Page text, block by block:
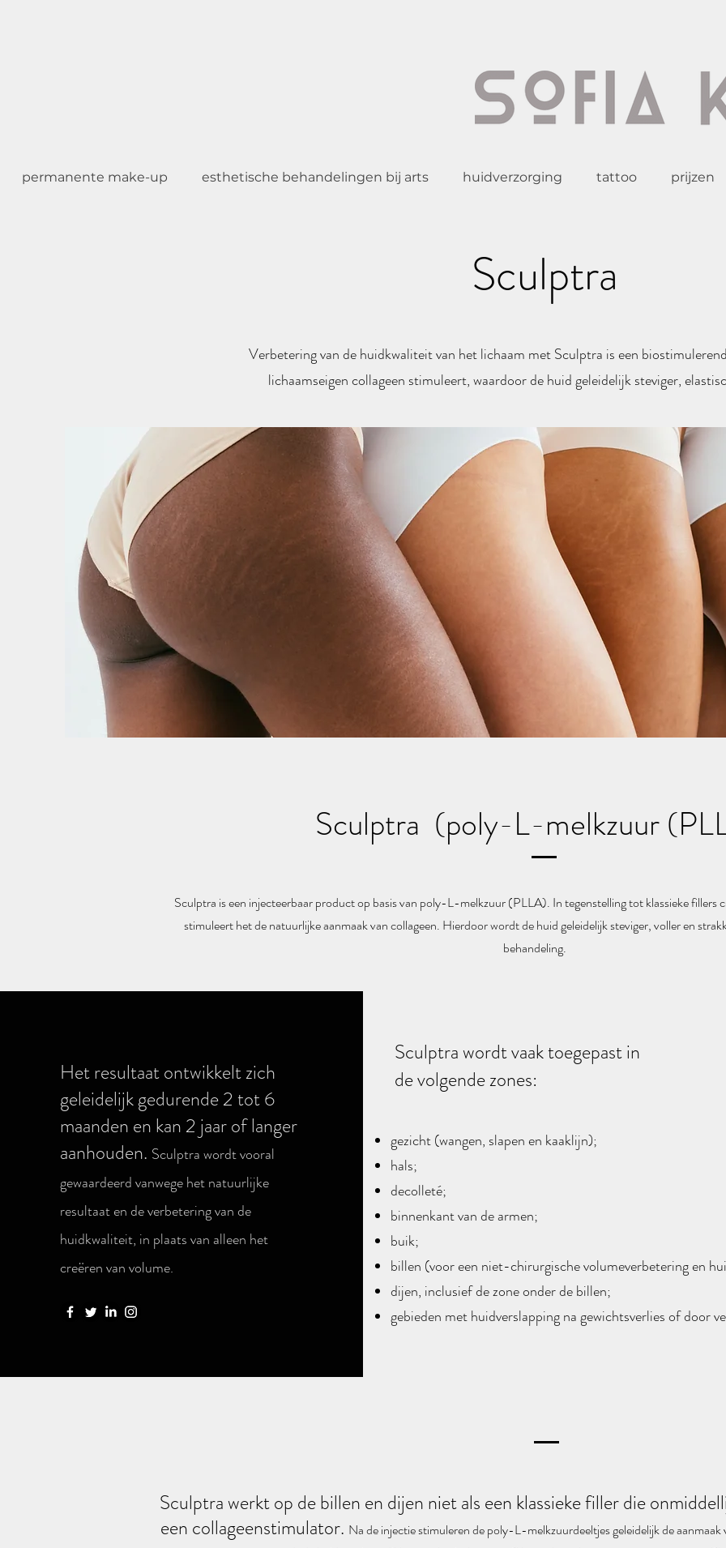
permanente make-up esthetische behandelingen bij arts huidverzorging tattoo prijzen
Sculptra
Verbetering van de huidkwaliteit van het lichaam met Sculptra is een
lichaamseigen collageen stimuleert, waardoor de huid geleidelijk steviger,
Sculptra (poly-L-melkzuur
Sculptra is een injecteerbaar product op basis van poly-L-melkzuur (PLLA). In tegenstelling tot klassieke fillers
stimuleert het de natuurlijke aanmaak van collageen. Hierdoor wordt de huid geleidelijk steviger, voller en
behandeling.
Het resultaat ontwikkelt zich
geleidelijk gedurende 2 tot 6
maanden en kan 2 jaar of langer
aanhouden. Sculptra wordt vooral
gewaardeerd vanwege het natuurlijke
resultaat en de verbetering van de
huidkwaliteit, in plaats van alleen het
creëren van volume.
Sculptra wordt vaak toegepast in
de volgende zones:
gezicht (wangen, slapen en kaaklijn);
hals;
decolleté;
binnenkant van de armen;
buik;
billen (voor een niet-chirurgische volumeverbetering en
dijen, inclusief de zone onder de billen;
gebieden met huidverslapping na gewichtsverlies of door
Sculptra werkt op de billen en dijen niet als een klassieke filler die
een collageenstimulator. Na de injectie stimuleren de poly-L-melkzuurdeeltjes geleidelijk de